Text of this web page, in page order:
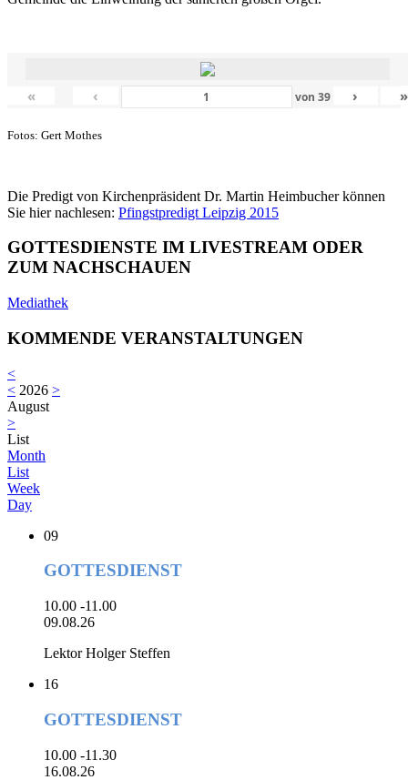
« ‹ von 39 › »
Fotos: Gert Mothes
Die Predigt von Kirchenpräsident Dr. Martin Heimbucher können
Sie hier nachlesen: Pfingstpredigt Leipzig 2015
GOTTESDIENSTE IM LIVESTREAM ODER
ZUM NACHSCHAUEN
Mediathek
KOMMENDE VERANSTALTUNGEN
<
< 2026 >
August
>
List
Month
List
Week
Day
09
GOTTESDIENST
10.00 -11.00
09.08.26
Lektor Holger Steffen
16
GOTTESDIENST
10.00 -11.30
16.08.26